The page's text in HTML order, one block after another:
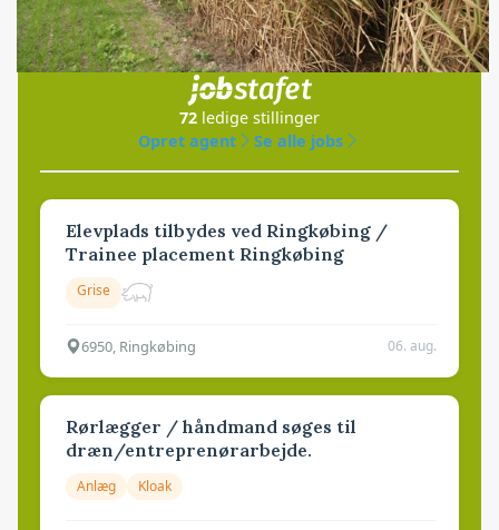
Jobs
i samarbejde med
72 ledige stillinger
Opret agent
Se alle jobs
Elevplads tilbydes ved Ringkøbing /
Trainee placement Ringkøbing
Grise
6950, Ringkøbing 06. aug.
Rørlægger / håndmand søges til
dræn/entreprenørarbejde.
Anlæg Kloak